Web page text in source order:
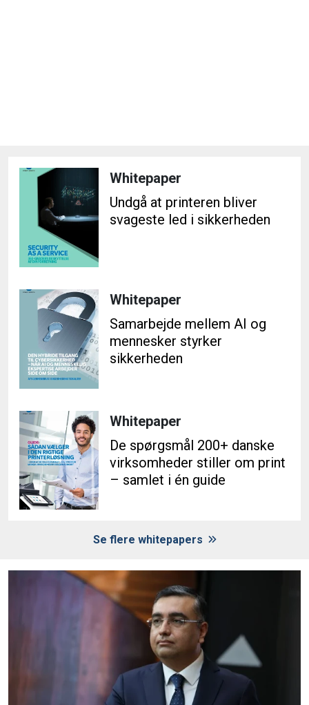
Whitepaper
Undgå at printeren bliver
svageste led i sikkerheden
Whitepaper
Samarbejde mellem AI og
mennesker styrker
sikkerheden
Whitepaper
De spørgsmål 200+ danske
virksomheder stiller om print
– samlet i én guide
Se flere whitepapers